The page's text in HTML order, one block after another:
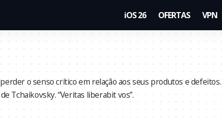
iOS 26 OFERTAS VPN
o senso crítico em relação aos seus produtos e defeitos.
Tchaikovsky. “Veritas liberabit vos”.